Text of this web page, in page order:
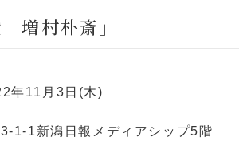
増村朴斎」
年11月3日(木)
1-1新潟日報メディアシップ5階